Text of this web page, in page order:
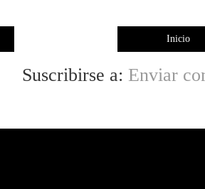
Inicio
Suscribirse a: Enviar